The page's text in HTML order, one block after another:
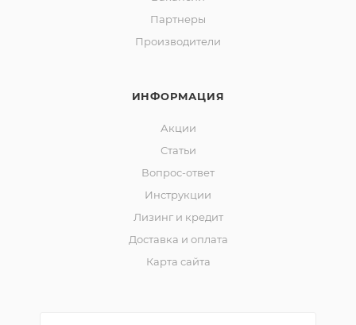
Партнеры
Производители
ИНФОРМАЦИЯ
Акции
Статьи
Вопрос-ответ
Инструкции
Лизинг и кредит
Доставка и оплата
Карта сайта